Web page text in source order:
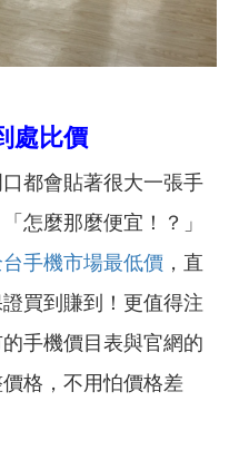
處比價
都會貼著很大一張手
怎麼那麼便宜！？」
手機市場最低價 ，直
買到賺到！更值得注
手機價目表與官網的
格，不用怕價格差